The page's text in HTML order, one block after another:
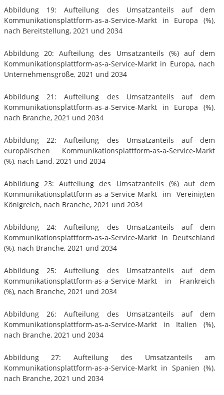
Abbildung 19: Aufteilung des Umsatzanteils auf dem
Kommunikationsplattform-as-a-Service-Markt in Europa (%),
nach Bereitstellung, 2021 und 2034
Abbildung 20: Aufteilung des Umsatzanteils (%) auf dem
Kommunikationsplattform-as-a-Service-Markt in Europa, nach
Unternehmensgröße, 2021 und 2034
Abbildung 21: Aufteilung des Umsatzanteils auf dem
Kommunikationsplattform-as-a-Service-Markt in Europa (%),
nach Branche, 2021 und 2034
Abbildung 22: Aufteilung des Umsatzanteils auf dem
europäischen Kommunikationsplattform-as-a-Service-Markt
(%), nach Land, 2021 und 2034
Abbildung 23: Aufteilung des Umsatzanteils (%) auf dem
Kommunikationsplattform-as-a-Service-Markt im Vereinigten
Königreich, nach Branche, 2021 und 2034
Abbildung 24: Aufteilung des Umsatzanteils auf dem
Kommunikationsplattform-as-a-Service-Markt in Deutschland
(%), nach Branche, 2021 und 2034
Abbildung 25: Aufteilung des Umsatzanteils auf dem
Kommunikationsplattform-as-a-Service-Markt in Frankreich
(%), nach Branche, 2021 und 2034
Abbildung 26: Aufteilung des Umsatzanteils auf dem
Kommunikationsplattform-as-a-Service-Markt in Italien (%),
nach Branche, 2021 und 2034
Abbildung 27: Aufteilung des Umsatzanteils am
Kommunikationsplattform-as-a-Service-Markt in Spanien (%),
nach Branche, 2021 und 2034